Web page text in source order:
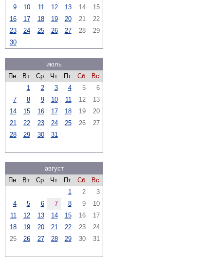
9
10 11 12 13 14
15
16
17 18 19 20 21
22
23
24 25 26 27 28
29
30
июль
Пн
Вт Ср Чт Пт Сб
Вс
1
2 3 4 5
6
7
8 9 10 11 12
13
14
15 16 17 18 19
20
21
22 23 24 25 26
27
28
29 30 31
август
Пн
Вт Ср Чт Пт Сб
Вс
1
2
3
4
5 6 7 8 9
10
11
12 13 14 15 16
17
18
19 20 21 22 23
24
25
26 27 28 29 30 31